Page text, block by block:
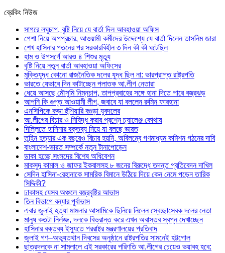
ব্রেকিং নিউজ
সাগরে লঘুচাপ, বৃষ্টি নিয়ে যে বার্তা দিল আবহাওয়া অফিস
পেশা নিয়ে অপপ্রচার, আওয়ামী কর্মীদের উদ্দেশ্যে যে বার্তা দিলেন তাসনিম জারা
শেখ হাসিনার পতনের পর সরকারবিহীন ৩ দিন কী কী ঘটেছিল
হাম ও উপসর্গে আরও ৪ শিশুর মৃত্যু
বৃষ্টি নিয়ে নতুন বার্তা আবহাওয়া অফিসের
মুক্তিযুদ্ধ কোনো রাজনৈতিক দলের যুদ্ধ ছিল না: ভারপ্রাপ্ত রাষ্ট্রপতি
ভারতে যেভাবে দিন কাটাচ্ছেন পলাতক আ.লীগ নেতারা
ধেয়ে আসছে মৌসুমি নিম্নচাপ, তাপপ্রবাহের সঙ্গে হানা দিতে পারে বজ্রঝড়
আপনি কি গুপ্ত আওয়ামী লীগ, জবাবে যা বললেন রুমিন ফারহানা
এনসিপিকে কড়া হুঁশিয়ারি বগুড়া যুবদলের
আ.লীগের বিচার ও নিষিদ্ধ করার প্রশ্নে চ্যালেঞ্জ কোথায়
দিল্লিতে হাসিনার বক্তব্য নিয়ে যা বলছে ভারত
তুহিন হত্যার এক বছরেও বিচার হয়নি, অবিলম্বে গণমাধ্যম কমিশন গঠনের দাবি
বাংলাদেশ-ভারত সম্পর্কে নতুন টানাপোড়েন
ডাকা হচ্ছে সংসদের বিশেষ অধিবেশন
মাকসুদ কামাল ও জাফর ইকবালসহ ৮ জনের বিরুদ্ধে তদন্ত প্রতিবেদন দাখিল
সেদিন হাসিনা-রেহানাকে সামরিক বিমানে উঠিয়ে দিয়ে কেন নেমে পড়েন তারিক
সিদ্দিকী?
ঢাকাসহ যেসব অঞ্চলে বজ্রবৃষ্টির আভাস
তিন বিভাগে বন্যার পূর্বাভাস
এবার জুলাই হত্যা মামলার আসামিকে ছিনিয়ে নিলেন স্বেচ্ছাসেবক দলের নেতা
মানুষ কতটা নির্লজ্জ, দলকে বিভ্রান্ত করে এখন অবাস্তব স্বপ্ন দেখাচ্ছেন
হাসিনার বক্তব্য ইস্যুতে পররাষ্ট্র মন্ত্রণালয়ের প্রতিবাদ
জুলাই গণ–অভ্যুত্থান দিবসের অনুষ্ঠানে রাষ্ট্রপতির সামনেই হট্টগোল
ছাত্রদলকে না সামলালে এই সরকারের পরিণতি আ.লীগের চেয়েও ভয়াবহ হবে: